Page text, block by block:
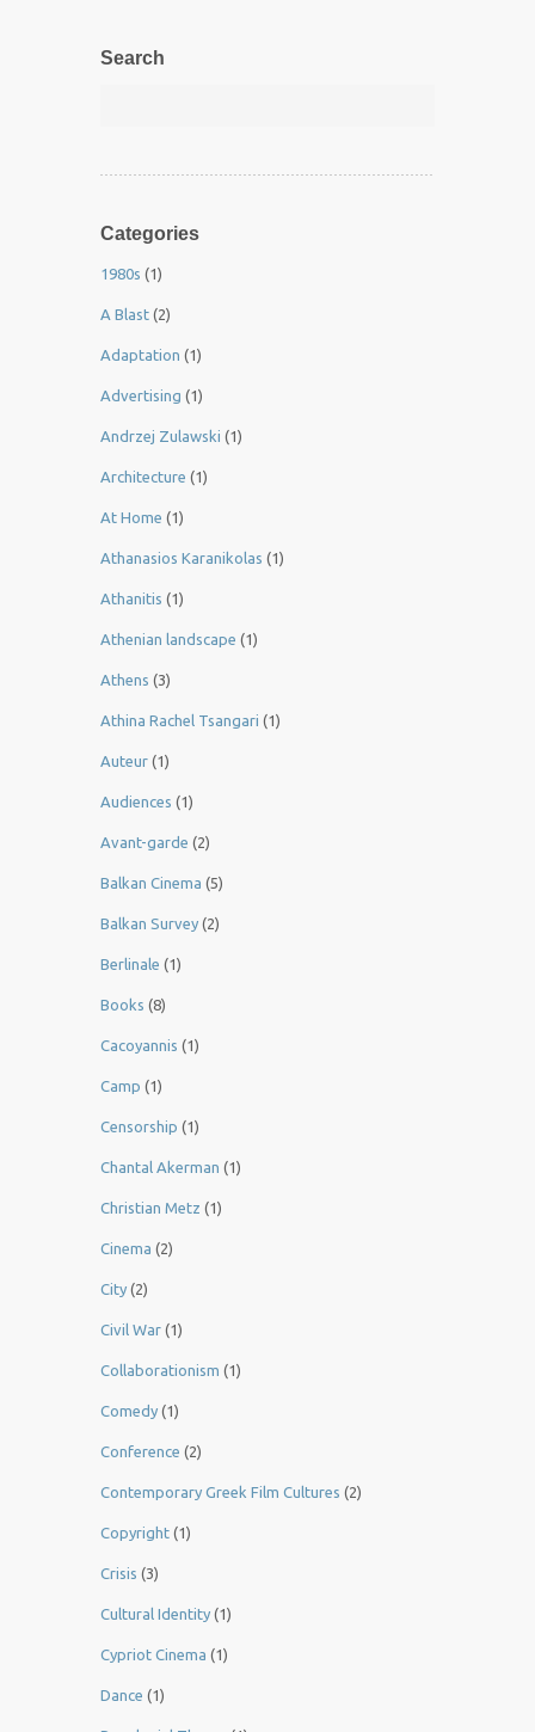
Search
Categories
1980s (1)
A Blast (2)
Adaptation (1)
Advertising (1)
Andrzej Zulawski (1)
Architecture (1)
At Home (1)
Athanasios Karanikolas (1)
Athanitis (1)
Athenian landscape (1)
Athens (3)
Athina Rachel Tsangari (1)
Auteur (1)
Audiences (1)
Avant-garde (2)
Balkan Cinema (5)
Balkan Survey (2)
Berlinale (1)
Books (8)
Cacoyannis (1)
Camp (1)
Censorship (1)
Chantal Akerman (1)
Christian Metz (1)
Cinema (2)
City (2)
Civil War (1)
Collaborationism (1)
Comedy (1)
Conference (2)
Contemporary Greek Film Cultures (2)
Copyright (1)
Crisis (3)
Cultural Identity (1)
Cypriot Cinema (1)
Dance (1)